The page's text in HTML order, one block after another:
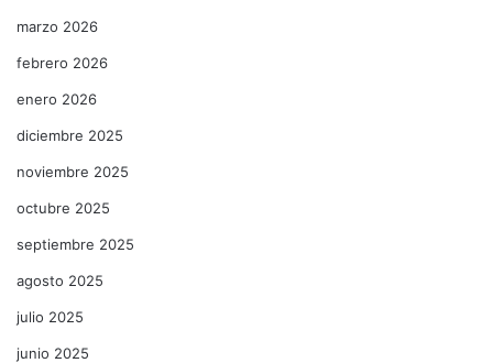
marzo 2026
febrero 2026
enero 2026
diciembre 2025
noviembre 2025
octubre 2025
septiembre 2025
agosto 2025
julio 2025
junio 2025